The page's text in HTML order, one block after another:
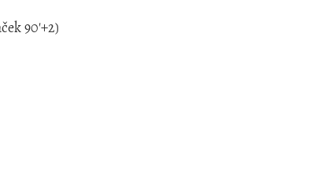
90'+2)